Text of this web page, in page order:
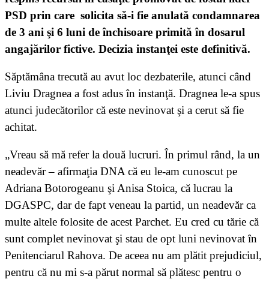
PSD prin care solicita să-i fie anulată condamnarea
de 3 ani şi 6 luni de închisoare primită în dosarul
angajărilor fictive. Decizia instanţei este definitivă.
Săptămâna trecută au avut loc dezbaterile, atunci când
Liviu Dragnea a fost adus în instanţă. Dragnea le-a spus
atunci judecătorilor că este nevinovat şi a cerut să fie
achitat.
„Vreau să mă refer la două lucruri. În primul rând, la un
neadevăr – afirmaţia DNA că eu le-am cunoscut pe
Adriana Botorogeanu şi Anisa Stoica, că lucrau la
DGASPC, dar de fapt veneau la partid, un neadevăr ca
multe altele folosite de acest Parchet. Eu cred cu tărie că
sunt complet nevinovat şi stau de opt luni nevinovat în
Penitenciarul Rahova. De aceea nu am plătit prejudiciul,
pentru că nu mi s-a părut normal să plătesc pentru o